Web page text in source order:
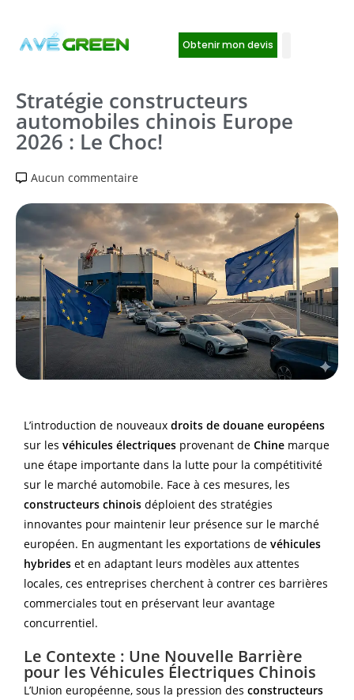
Obtenir mon devis
Stratégie constructeurs
automobiles chinois Europe
2026 : Le Choc!
Aucun commentaire
L’introduction de nouveaux droits de douane européens
sur les véhicules électriques provenant de Chine marque
une étape importante dans la lutte pour la compétitivité
sur le marché automobile. Face à ces mesures, les
constructeurs chinois déploient des stratégies
innovantes pour maintenir leur présence sur le marché
européen. En augmentant les exportations de véhicules
hybrides et en adaptant leurs modèles aux attentes
locales, ces entreprises cherchent à contrer ces barrières
commerciales tout en préservant leur avantage
concurrentiel.
Le Contexte : Une Nouvelle Barrière
pour les Véhicules Électriques Chinois
L’Union européenne, sous la pression des constructeurs